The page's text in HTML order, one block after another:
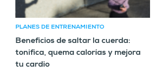
PLANES DE ENTRENAMIENTO
Beneficios de saltar la cuerda:
tonifica, quema calorías y mejora
tu cardio